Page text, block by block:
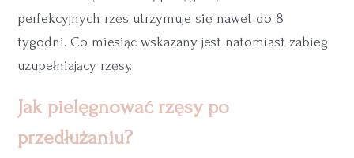
perfekcyjnych rzęs utrzymuje się nawet do 8
tygodni. Co miesiąc wskazany jest natomiast zabieg
uzupełniający rzęsy.
Jak pielęgnować rzęsy po
przedłużaniu?